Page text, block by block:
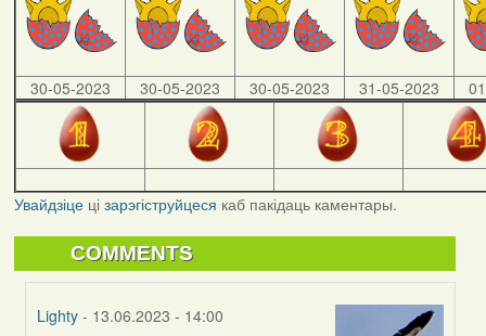
30-05-2023 30-05-2023 30-05-2023 31-05-2023
Увайдзіцеці зарэгіструйцеся каб пакідаць каментары.
COMMENTS
Lighty - 13.06.2023 - 14:00